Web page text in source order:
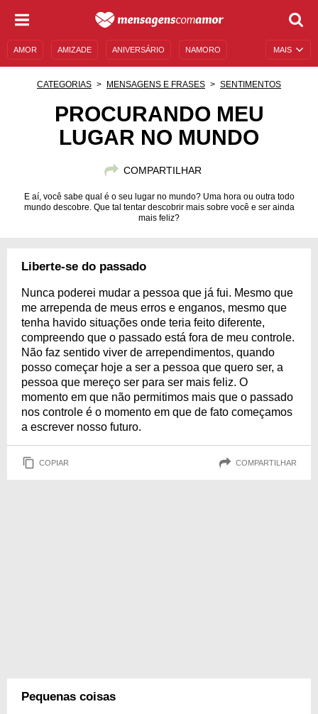
MAIS
AMOR AMIZADE ANIVERSÁRIO NAMORO
MENSAGENS E FRASES MENSAGENS DE ANIVERSÁRIO
CATEGORIAS MENSAGENS E FRASES SENTIMENTOS
PROCURANDO MEU
LUGAR NO MUNDO
COMPARTILHAR
E aí, você sabe qual é o seu lugar no mundo? Uma hora ou outra todo
mundo descobre. Que tal tentar descobrir mais sobre você e ser ainda
mais feliz?
Liberte-se do passado
Nunca poderei mudar a pessoa que já fui. Mesmo que
me arrependa de meus erros e enganos, mesmo que
tenha havido situações onde teria feito diferente,
compreendo que o passado está fora de meu controle.
Não faz sentido viver de arrependimentos, quando
posso começar hoje a ser a pessoa que quero ser, a
pessoa que mereço ser para ser mais feliz. O
momento em que não permitimos mais que o passado
nos controle é o momento em que de fato começamos
a escrever nosso futuro.
COPIAR COMPARTILHAR
Pequenas coisas